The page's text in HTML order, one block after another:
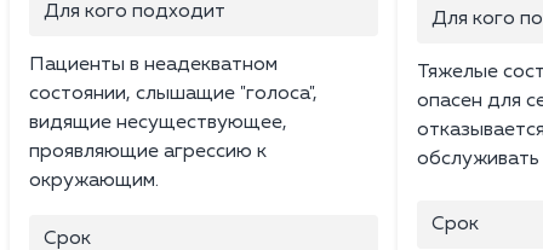
Для кого подходит
Пациенты в неадекватном
состоянии, слышащие "голоса",
видящие несуществующее,
проявляющие агрессию к
окружающим.
Срок
Для кого
Тяжелые
опасен для
Срок